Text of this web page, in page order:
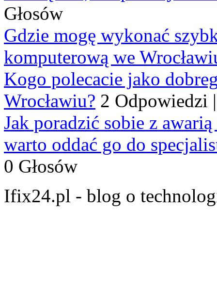
Głosów
Gdzie mogę wykonać
komputerową we
Kogo polecacie jako
Wrocławiu? 2 Odpowiedzi
Jak poradzić sobie z
warto oddać go do
0 Głosów
Ifix24.pl - blog o